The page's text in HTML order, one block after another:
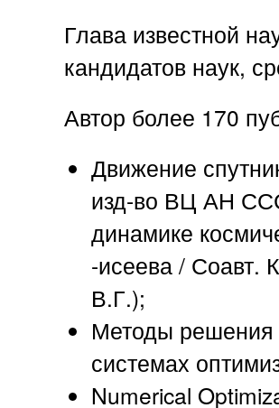
Глава известной
кандидатов наук,
Автор более 170
Движение
изд-во ВЦ АН
динамике
-исеева /
В.Г.);
Методы решения
системах
Numerical